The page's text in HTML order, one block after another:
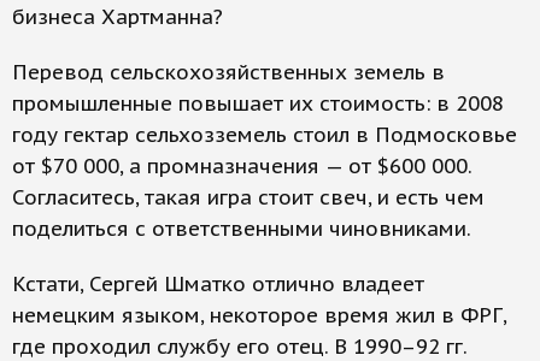
бизнеса Хартманна?
Перевод сельскохозяйственных земель в
промышленные повышает их стоимость: в 2008
году гектар сельхозземель стоил в Подмосковье
от $70 000, а промназначения — от $600 000.
Согласитесь, такая игра стоит свеч, и есть чем
поделиться с ответственными чиновниками.
Кстати, Сергей Шматко отлично владеет
немецким языком, некоторое время жил в ФРГ,
где проходил службу его отец. В 1990–92 гг.